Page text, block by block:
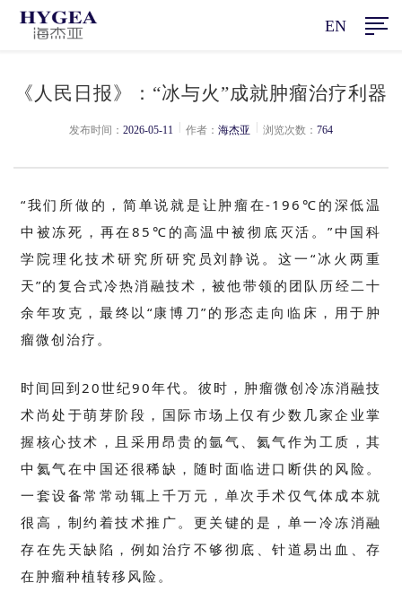
EN
《人民日报》：“冰与火”成就肿瘤治疗利器
发布时间： 2026-05-11 作者： 海杰亚 浏览次数： 764
“我们所做的，简单说就是让肿瘤在-196 ℃的深低温
中被冻死，再在85 ℃的高温中被彻底灭活。”中国科
学院理化技术研究所研究员刘静说。这一“冰火两重
天”的复合式冷热消融技术，被他带领的团队历经二十
余年攻克，最终以“康博刀”的形态走向临床，用于肿
瘤微创治疗。
时间回到20世纪90年代。彼时，肿瘤微创冷冻消融技
术尚处于萌芽阶段，国际市场上仅有少数几家企业掌
握核心技术，且采用昂贵的氩气、氦气作为工质，其
中氦气在中国还很稀缺，随时面临进口断供的风险。
一套设备常常动辄上千万元，单次手术仅气体成本就
很高，制约着技术推广。更关键的是，单一冷冻消融
存在先天缺陷，例如治疗不够彻底、针道易出血、存
在肿瘤种植转移风险。